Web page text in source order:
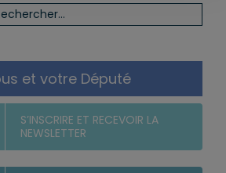
et votre Député
S’INSCRIRE ET RECEVOIR LA
NEWSLETTER